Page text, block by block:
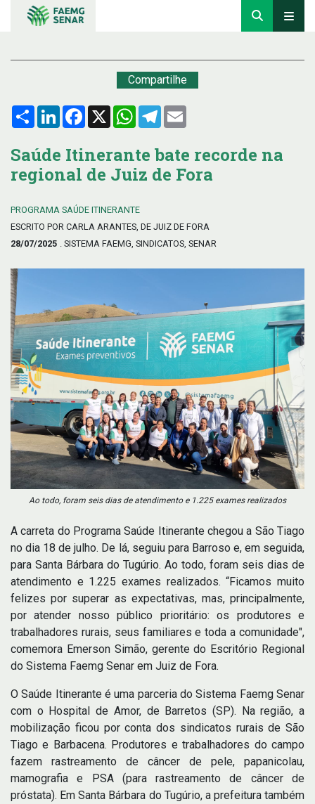
Compartilhe
Compartilhar
LinkedInFacebook
X WhatsApp
Telegram
Saúde Itinerante bate recorde na
regional de Juiz de Fora
PROGRAMA SAÚDE ITINERANTE
ESCRITO POR CARLA ARANTES, DE JUIZ DE FORA
28/07/2025 . SISTEMA FAEMG, SINDICATOS, SENAR
Ao todo, foram seis dias de atendimento e 1.225 exames realizados
A carreta do Programa Saúde Itinerante chegou a São Tiago
no dia 18 de julho. De lá, seguiu para Barroso e, em seguida,
para Santa Bárbara do Tugúrio. Ao todo, foram seis dias de
atendimento e 1.225 exames realizados. “Ficamos muito
felizes por superar as expectativas, mas, principalmente,
por atender nosso público prioritário: os produtores e
trabalhadores rurais, seus familiares e toda a comunidade",
comemora Emerson Simão, gerente do Escritório Regional
do Sistema Faemg Senar em Juiz de Fora.
O Saúde Itinerante é uma parceria do Sistema Faemg Senar
com o Hospital de Amor, de Barretos (SP). Na região, a
mobilização ficou por conta dos sindicatos rurais de São
Tiago e Barbacena. Produtores e trabalhadores do campo
fazem rastreamento de câncer de pele, papanicolau,
mamografia e PSA (para rastreamento de câncer de
próstata). Em Santa Bárbara do Tugúrio, a prefeitura também